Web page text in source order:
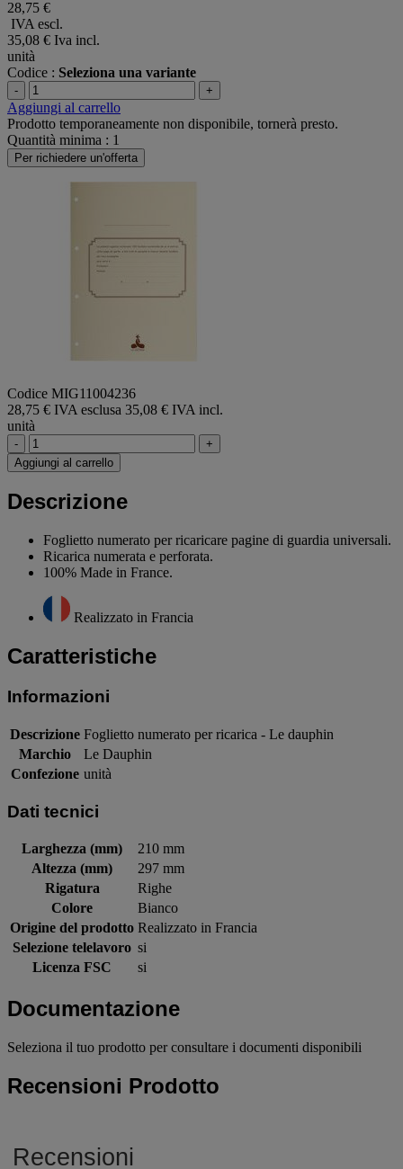
28,75 €
IVA escl.
35,08 € Iva incl.
unità
Codice : Seleziona una variante
- +
Aggiungi al carrello
Prodotto temporaneamente non disponibile, tornerà presto.
Quantità minima : 1
Per richiedere un'offerta
Codice MIG11004236
28,75 € IVA esclusa 35,08 € IVA incl.
unità
-
+
Aggiungi al carrello
Descrizione
Foglietto numerato per ricaricare pagine di guardia universali.
Ricarica numerata e perforata.
100% Made in France.
Realizzato in Francia
Caratteristiche
Informazioni
Descrizione Foglietto numerato per ricarica - Le dauphin
Marchio
Le Dauphin
Confezione unità
Dati tecnici
Larghezza (mm)
210 mm
Altezza (mm)
297 mm
Rigatura
Righe
Colore
Bianco
Origine del prodotto Realizzato in Francia
Selezione telelavoro si
Licenza FSC
si
Documentazione
Seleziona il tuo prodotto per consultare i documenti disponibili
Recensioni Prodotto